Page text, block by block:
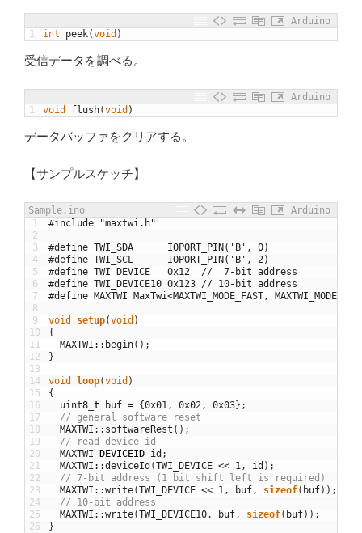
Arduino
1
int peek(void )
受信データを調べる。
Arduino
1
void flush(void )
データバッファをクリアする。
【サンプルスケッチ】
Sample.ino
Arduino
1
2
3
4
5
6
7
8
9
10
11
12
13
14
15
16
17
18
19
20
21
22
23
24
25
26
#include "maxtwi.h"
#define TWI_SDA      IOPORT_PIN('B', 0)
#define TWI_SCL      IOPORT_PIN('B', 2)
#define TWI_DEVICE   0x12  //  7-bit address
#define TWI_DEVICE10 0x123 // 10-bit address
#define MAXTWI MaxTwi<MAXTWI_MODE_FAST,
void setup(void )
{
MAXTWI :: begin( ) ;
}
void loop(void )
{
uint8 t buf = {0x01, 0x02, 0x03} ;
// general software reset
MAXTWI :: softwareRest ( ) ;
// read device id
MAXTWI
DEVICEID id ;
MAXTWI ::deviceId (TWI_DEVICE << 1, id ) ;
// 7-bit address (1 bit shift left is required)
MAXTWI ::write(TWI_DEVICE << 1, buf, sizeof( buf) ) ;
// 10-bit address
MAXTWI ::write(TWI_DEVICE10, buf, sizeof( buf) ) ;
}